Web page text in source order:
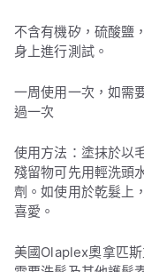
不含有機矽，硫酸鹽
身上進行測試。
一周使用一次，如需
過一次
使用方法：塗抹於以
殘留物可先用輕洗頭
劑。如使用於乾髮上
喜愛。
美國Olaplex奧拿匹